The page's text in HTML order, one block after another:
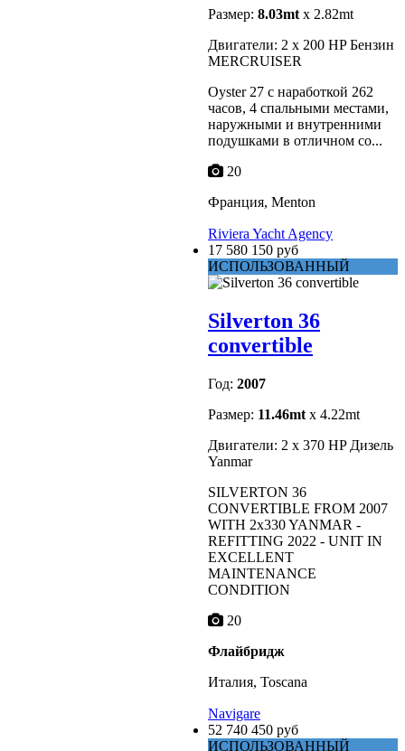
Размер: 8.03mt x 2.82mt
Двигатели: 2 x 200 HP Бензин
MERCRUISER
Oyster 27 с наработкой 262
часов, 4 спальными местами,
наружными и внутренними
подушками в отличном со...
20
Франция, Menton
Riviera Yacht Agency
17 580 150 руб
ИСПОЛЬЗОВАННЫЙ
Silverton 36
convertible
Год: 2007
Размер: 11.46mt x 4.22mt
Двигатели: 2 x 370 HP Дизель
Yanmar
SILVERTON 36
CONVERTIBLE FROM 2007
WITH 2x330 YANMAR -
REFITTING 2022 - UNIT IN
EXCELLENT
MAINTENANCE
CONDITION
20
Флайбридж
Италия, Toscana
Navigare
52 740 450 руб
ИСПОЛЬЗОВАННЫЙ